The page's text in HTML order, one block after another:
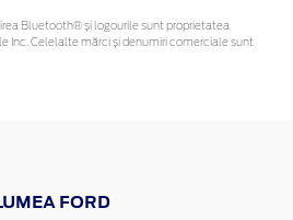
Bluetooth® și logourile sunt proprietatea
Inc. Celelalte mărci și denumiri comerciale sunt
FORD